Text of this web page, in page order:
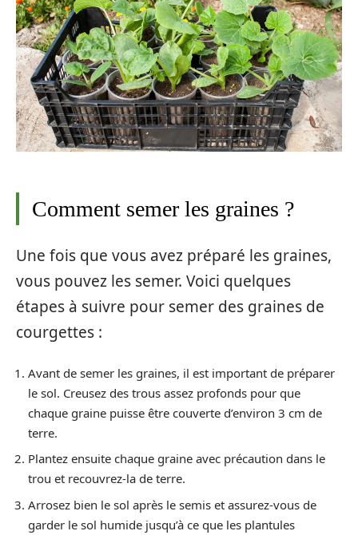
Comment semer les graines ?
Une fois que vous avez préparé les graines,
vous pouvez les semer. Voici quelques
étapes à suivre pour semer des graines de
courgettes :
Avant de semer les graines, il est important de préparer
le sol. Creusez des trous assez profonds pour que
chaque graine puisse être couverte d’environ 3 cm de
terre.
Plantez ensuite chaque graine avec précaution dans le
trou et recouvrez-la de terre.
Arrosez bien le sol après le semis et assurez-vous de
garder le sol humide jusqu’à ce que les plantules